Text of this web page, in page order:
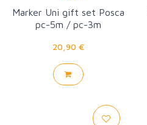
Marker Uni gift set Posca
pc-5m / pc-3m
20,90 €